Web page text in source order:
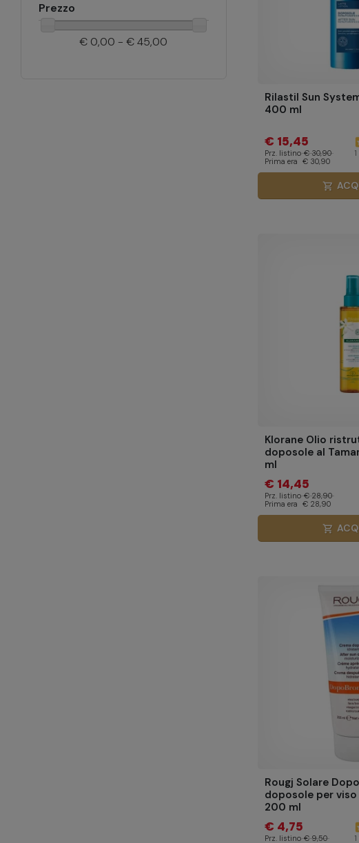
Prezzo
€ 0,00 - € 45,00
Rilastil Sun
400 ml
€ 15,45
Prz. listino € 30,90
Prima era € 30,90
shopping_cart
Klorane Olio
doposole al
ml
€ 14,45
Prz. listino € 28,90
Prima era € 28,90
shopping_cart
Rougj Solare
doposole per
200 ml
€ 4,75
Prz. listino € 9,50